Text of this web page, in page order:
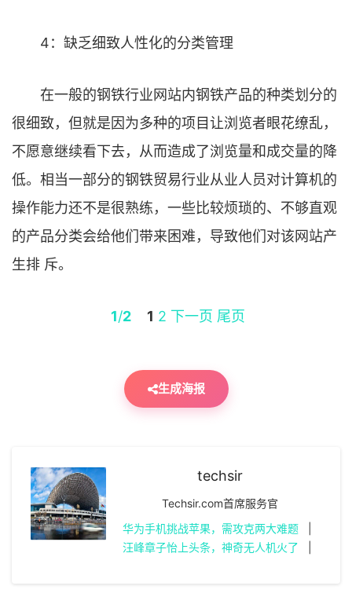
4：缺乏细致人性化的分类管理
在一般的钢铁行业网站内钢铁产品的种类划分的
很细致，但就是因为多种的项目让浏览者眼花缭乱，
不愿意继续看下去，从而造成了浏览量和成交量的降
低。相当一部分的钢铁贸易行业从业人员对计算机的
操作能力还不是很熟练，一些比较烦琐的、不够直观
的产品分类会给他们带来困难，导致他们对该网站产
生排 斥。
1/2 1 2 下一页 尾页
生成海报
techsir
Techsir.com首席服务官
华为手机挑战苹果，需攻克两大难题|
汪峰章子怡上头条，神奇无人机火了